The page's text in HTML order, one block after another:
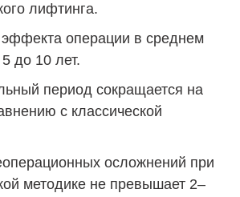
лифтинга.
эффекта операции в среднем
до 10 лет.
период сокращается на
с классической
осложнений при
методике не превышает 2–